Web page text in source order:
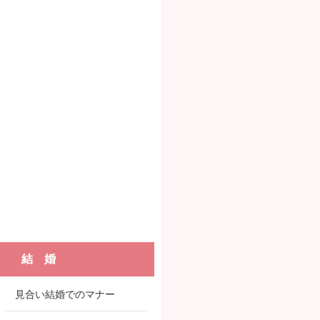
結 婚
見合い結婚でのマナー